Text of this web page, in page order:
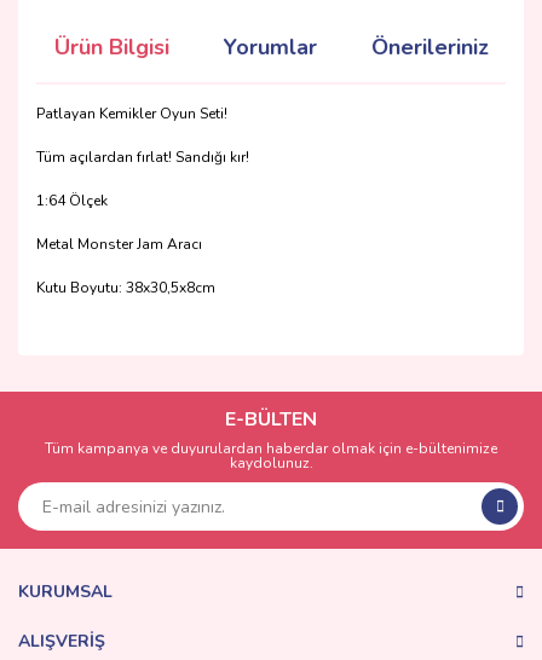
Ürün Bilgisi Yorumlar Önerileriniz
Patlayan Kemikler Oyun Seti!
Tüm açılardan fırlat! Sandığı kır!
1:64 Ölçek
Metal Monster Jam Aracı
Kutu Boyutu: 38x30,5x8cm
Yorum Yaz
kullanarak tarafımıza iletebilirsiniz.
Görüş ve önerileriniz için teşekkür ederiz.
Ürün açıklamasında eksik bilgiler bulunuyor.
Ürün bilgilerinde hatalar bulunuyor.
E-BÜLTEN
Tüm kampanya ve duyurulardan haberdar olmak için e-bültenimize
kaydolunuz.
KURUMSAL
ALIŞVERİŞ